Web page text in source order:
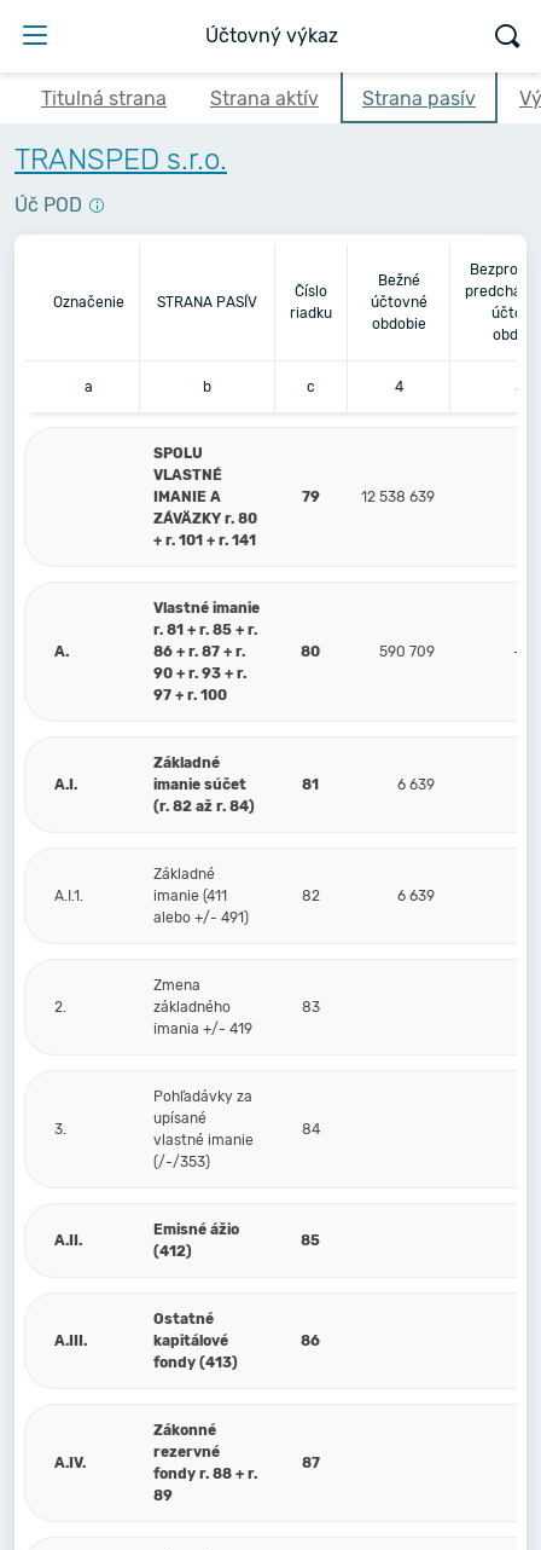
Účtovný výkaz
Titulná strana Strana aktív Strana pasív
TRANSPED s.r.o.
Úč POD
Označenie STRANA PASÍV
Číslo
riadku
Bežné
účtovné
obdobie
a b c 4 5
SPOLU
VLASTNÉ
IMANIE A
ZÁVÄZKY r. 80
+ r. 101 + r. 141
79 12 538 639
A.
Vlastné imanie
r. 81 + r. 85 + r.
86 + r. 87 + r.
90 + r. 93 + r.
97 + r. 100
80 590 709 -
A.I.
Základné
imanie súčet
(r. 82 až r. 84)
81 6 639
A.I.1.
Základné
imanie (411
alebo +/- 491)
82 6 639
2.
Zmena
základného
imania +/- 419
83
3.
Pohľadávky za
upísané
vlastné imanie
(/-/353)
84
A.II.
Emisné ážio
(412)
85
A.III.
Ostatné
kapitálové
fondy (413)
86
A.IV.
Zákonné
rezervné
fondy r. 88 + r.
89
87